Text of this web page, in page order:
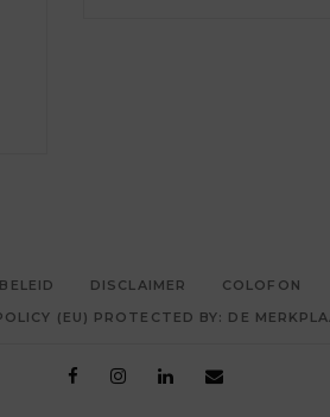
DISCLAIMER COLOFON
(EU) PROTECTED BY: DE